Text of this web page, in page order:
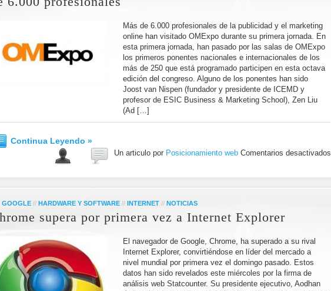
Más de 6.000 profesionales de la publicidad y el marketing
online han visitado OMExpo durante su primera jornada. En
esta primera jornada, han pasado por las salas de OMExpo
los primeros ponentes nacionales e internacionales de los
más de 250 que está programado participen en esta octava
edición del congreso. Alguno de los ponentes han sido
Joost van Nispen (fundador y presidente de ICEMD y
profesor de ESIC Business & Marketing School), Zen Liu
(Ad […]
Continua Leyendo »
Un articulo por Posicionamiento web Comentarios desactivados
GOOGLE // HARDWARE Y SOFTWARE // INTERNET // NOTICIAS
supera por primera vez a Internet Explorer
El navegador de Google, Chrome, ha superado a su rival
Internet Explorer, convirtiéndose en líder del mercado a
nivel mundial por primera vez el domingo pasado. Estos
datos han sido revelados este miércoles por la firma de
análisis web Statcounter. Su presidente ejecutivo, Aodhan